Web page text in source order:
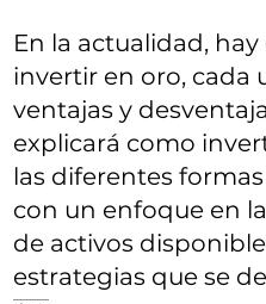
En la actualidad,
invertir en oro, cada
ventajas y
explicará como
las diferentes
con un enfoque en
de activos
estrategias que se